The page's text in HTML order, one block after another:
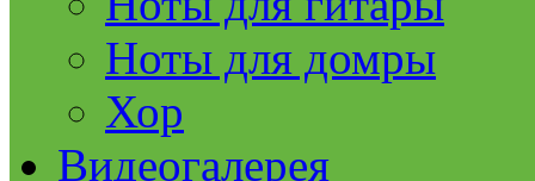
Ноты для домры
Хор
Видеогалерея